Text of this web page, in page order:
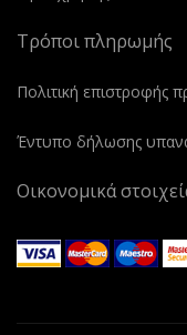
Τρόποι πληρωμής
Πολιτική επιστροφής
Έντυπο δήλωσης
Οικονομικά